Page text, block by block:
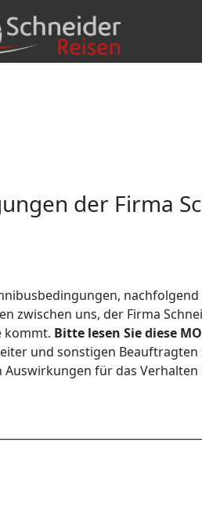
der Firma
zwischen uns, der Firma
kommt. Bitte lesen Sie diese
und sonstigen
Auswirkungen für das